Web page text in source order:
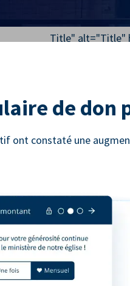
Title" alt="Title"
de don
ont constaté une